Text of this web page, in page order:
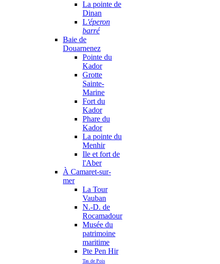
La pointe de
Dinan
L'éperon
barré
Baie de
Douarnenez
Pointe du
Kador
Grotte
Sainte-
Marine
Fort du
Kador
Phare du
Kador
La pointe du
Menhir
Ile et fort de
l'Aber
À Camaret-sur-
mer
La Tour
Vauban
N.-D. de
Rocamadour
Musée du
patrimoine
maritime
Pte Pen Hir
Tas de Pois